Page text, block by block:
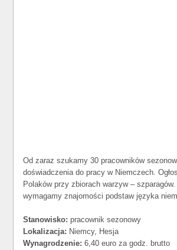
Od zaraz szukamy 30 pracowników
doświadczenia do pracy w Niemczech.
Polaków przy zbiorach warzyw –
wymagamy znajomości podstaw języka
Stanowisko: pracownik sezonowy
Lokalizacja: Niemcy, Hesja
Wynagrodzenie: 6,40 euro za godz. brutto